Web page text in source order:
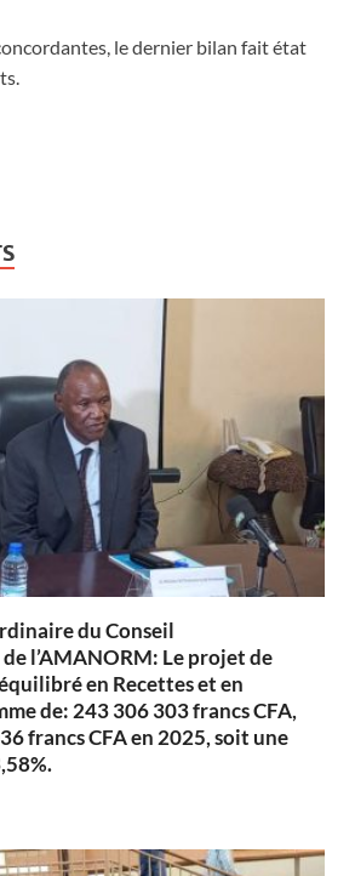
le dernier bilan fait état
du Conseil
l’AMANORM: Le projet de
en Recettes et en
de: 243 306 303 francs CFA,
francs CFA en 2025, soit une